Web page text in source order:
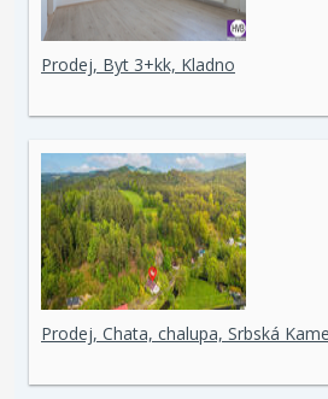
Prodej, Byt 3+kk, Kladno
Prodej, Chata, chalupa, Srbská